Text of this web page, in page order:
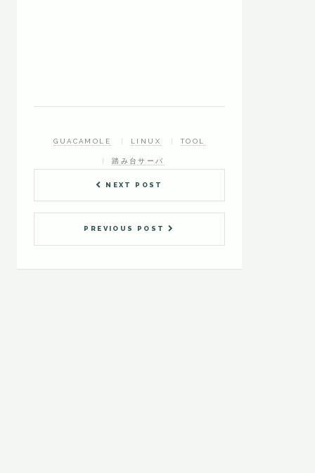
NEXT POST
PREVIOUS POST
GUACAMOLE LINUX TOOL
踏み台サーバ